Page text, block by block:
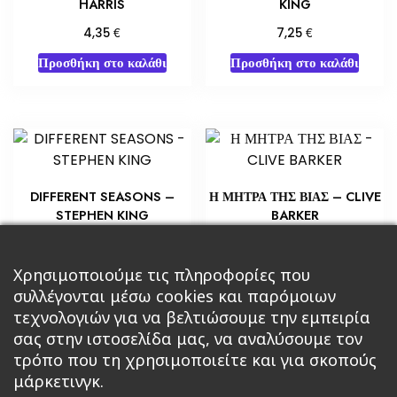
HARRIS
4,35€
Προσθήκη στο καλάθι
KING
7,25€
Προσθήκη στο καλάθι
DIFFERENT SEASONS –
STEPHEN KING
Προσθήκη στο καλάθι
Η ΜΗΤΡΑ ΤΗΣ ΒΙΑΣ – CLIVE
BARKER
Προσθήκη στο καλάθι
Χρησιμοποιούμε τις πληροφορίες που
συλλέγονται μέσω cookies και παρόμοιων
τεχνολογιών για να βελτιώσουμε την εμπειρία
σας στην ιστοσελίδα μας, να αναλύσουμε τον
τρόπο που τη χρησιμοποιείτε και για σκοπούς
μάρκετινγκ.